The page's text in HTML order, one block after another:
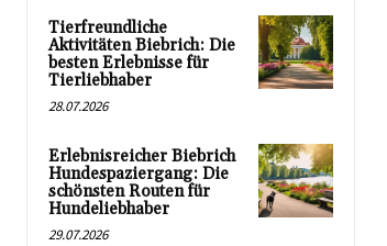
Tierfreundliche
Aktivitäten Biebrich: Die
besten Erlebnisse für
Tierliebhaber
28.07.2026
Erlebnisreicher Biebrich
Hundespaziergang: Die
schönsten Routen für
Hundeliebhaber
29.07.2026